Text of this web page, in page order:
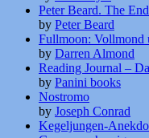
Peter Beard. The
by Peter Beard
Fullmoon: Vollmond
by Darren Almond
Reading Journal –
by Panini books
Nostromo
by Joseph Conrad
Kegeljungen-